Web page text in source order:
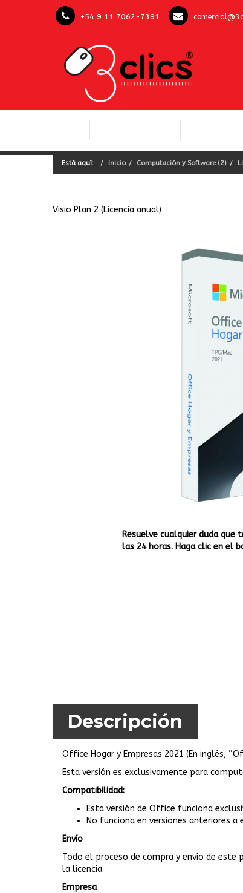
+54 9 11 7062-7391
Está aquí: Inicio Computación y Software (2)
Visio Plan 2 (Licencia anual)
Resuelve cualquier duda que
las 24 horas. Haga clic en el
Descripción
Office Hogar y Empresas 2021 (En inglés,
Esta versión es exclusivamente para
Compatibilidad:
Esta versión de Office funciona
No funciona en versiones anteriores a
Envío
Todo el proceso de compra y envío de
la licencia.
Empresa